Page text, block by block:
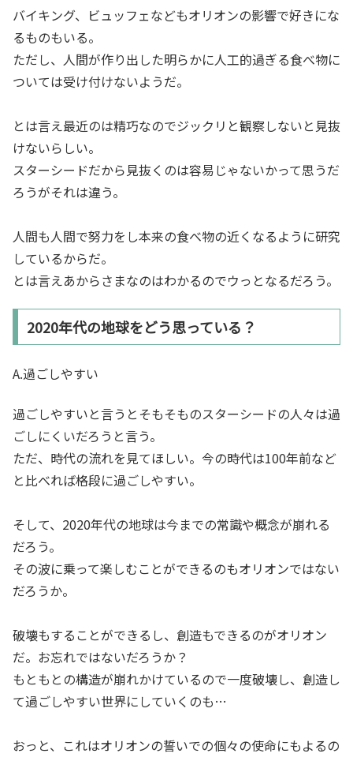
バイキング、ビュッフェなどもオリオンの影響で好きにな
るものもいる。
ただし、人間が作り出した明らかに人工的過ぎる食べ物に
ついては受け付けないようだ。
とは言え最近のは精巧なのでジックリと観察しないと見抜
けないらしい。
スターシードだから見抜くのは容易じゃないかって思うだ
ろうがそれは違う。
人間も人間で努力をし本来の食べ物の近くなるように研究
しているからだ。
とは言えあからさまなのはわかるのでウっとなるだろう。
2020年代の地球をどう思っている？
A.過ごしやすい
過ごしやすいと言うとそもそものスターシードの人々は過
ごしにくいだろうと言う。
ただ、時代の流れを見てほしい。今の時代は100年前など
と比べれば格段に過ごしやすい。
そして、2020年代の地球は今までの常識や概念が崩れる
だろう。
その波に乗って楽しむことができるのもオリオンではない
だろうか。
破壊もすることができるし、創造もできるのがオリオン
だ。お忘れではないだろうか？
もともとの構造が崩れかけているので一度破壊し、創造し
て過ごしやすい世界にしていくのも…
おっと、これはオリオンの誓いでの個々の使命にもよるの